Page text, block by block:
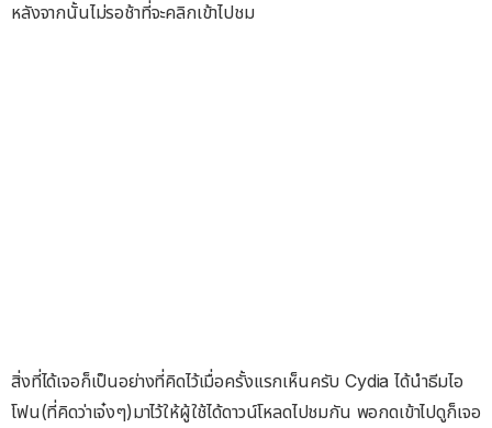
หลังจากนั้นไม่รอช้าที่จะคลิกเข้าไปชม
สิ่งที่ได้เจอก็เป็นอย่างที่คิดไว้เมื่อครั้งแรกเห็นครับ Cydia ได้นำธีมไอ
โฟน(ที่คิดว่าเจ๋งๆ)มาไว้ให้ผู้ใช้ได้ดาวน์โหลดไปชมกัน พอกดเข้าไปดูก็เจอ